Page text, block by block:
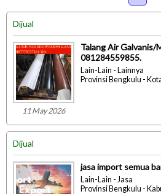
Dijual
11 May 2026
Talang Air Galvanis/
081284559855.
Lain-Lain - Lainnya
Provinsi Bengkulu -
Dijual
jasa import semua
Lain-Lain - Jasa
Provinsi Bengkulu -